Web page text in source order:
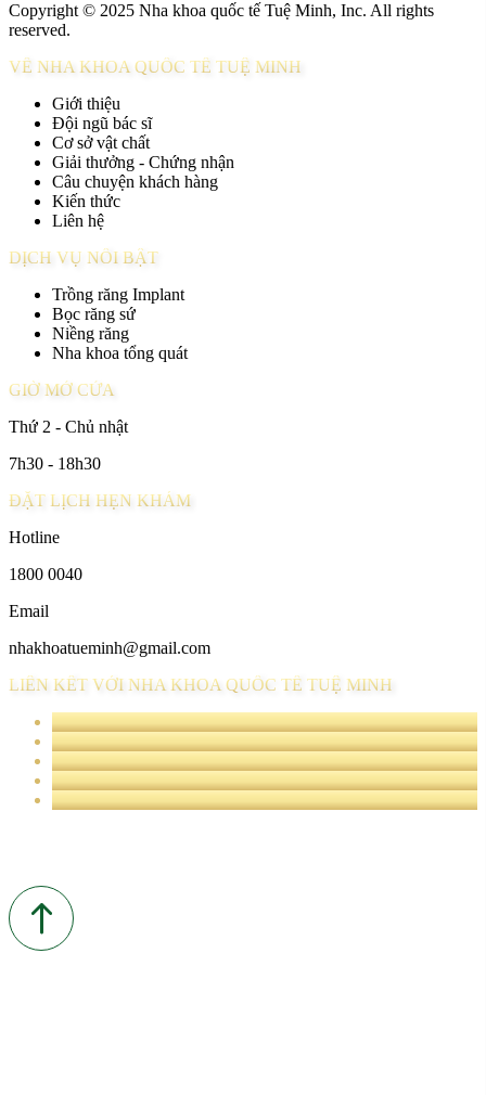
Copyright © 2025 Nha khoa quốc tế Tuệ Minh, Inc. All rights
reserved.
VỀ NHA KHOA QUỐC TẾ TUỆ MINH
Giới thiệu
Đội ngũ bác sĩ
Cơ sở vật chất
Giải thưởng - Chứng nhận
Câu chuyện khách hàng
Kiến thức
Liên hệ
DỊCH VỤ NỔI BẬT
Trồng răng Implant
Bọc răng sứ
Niềng răng
Nha khoa tổng quát
GIỜ MỞ CỬA
Thứ 2 - Chủ nhật
7h30 - 18h30
ĐẶT LỊCH HẸN KHÁM
Hotline
1800 0040
Email
nhakhoatueminh@gmail.com
LIÊN KẾT VỚI NHA KHOA QUỐC TẾ TUỆ MINH